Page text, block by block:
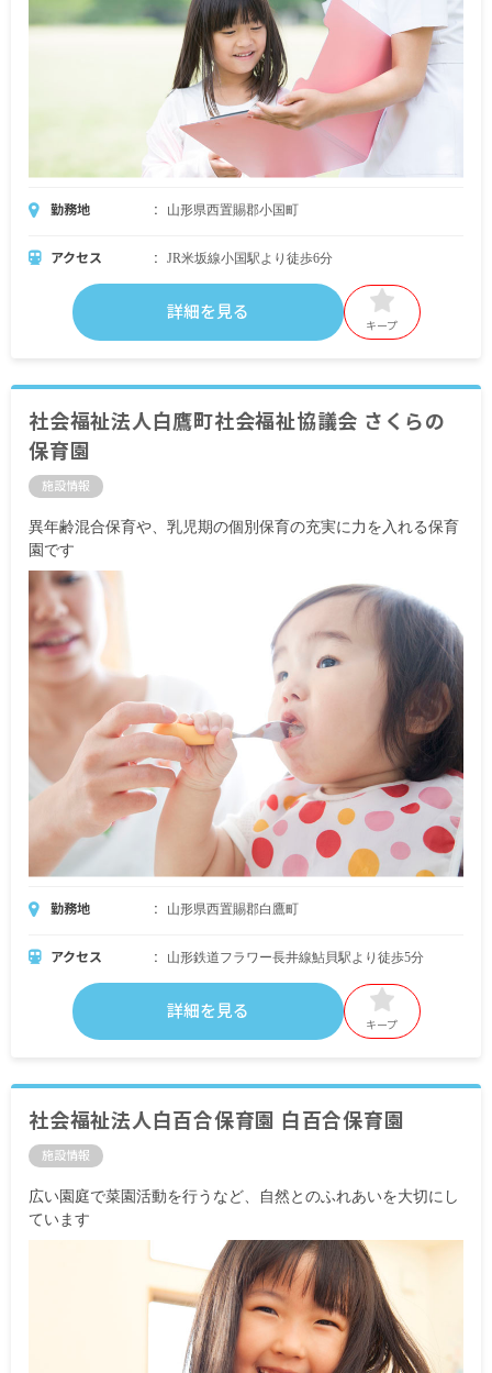
勤務地 山形県西置賜郡小国町
アクセス JR米坂線小国駅より徒歩6分
詳細を見る
キープ
社会福祉法人白鷹町社会福祉協議会 さくらの
保育園
施設情報
異年齢混合保育や、乳児期の個別保育の充実に力を入れる保育
園です
勤務地 山形県西置賜郡白鷹町
アクセス 山形鉄道フラワー長井線鮎貝駅より徒歩5分
詳細を見る
キープ
社会福祉法人白百合保育園 白百合保育園
施設情報
広い園庭で菜園活動を行うなど、自然とのふれあいを大切にし
ています